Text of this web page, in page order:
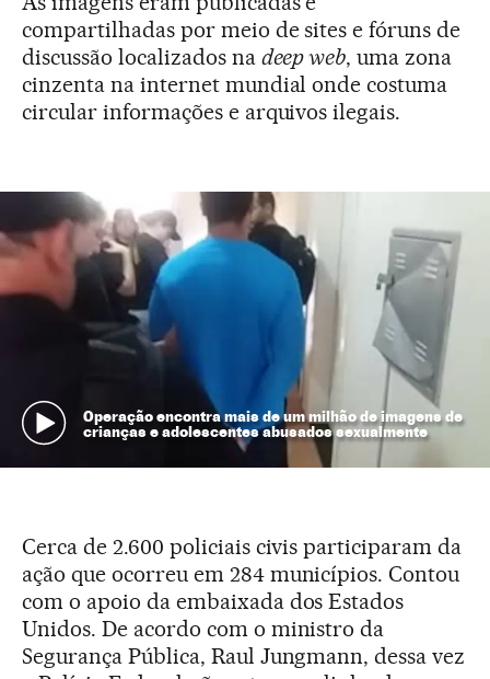
compartilhadas por meio de sites e fóruns de
discussão localizados na deep web, uma zona
cinzenta na internet mundial onde costuma
circular informações e arquivos ilegais.
Operação encontra mais de um milhão de imagens de
crianças e adolescentes abusados sexualmente
Cerca de 2.600 policiais civis participaram da
ação que ocorreu em 284 municípios. Contou
com o apoio da embaixada dos Estados
Unidos. De acordo com o ministro da
Segurança Pública, Raul Jungmann, dessa vez